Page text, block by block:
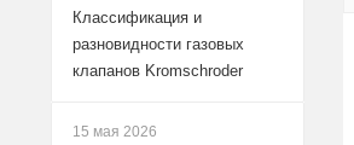
Классификация и
разновидности газовых
клапанов Kromschroder
15 мая 2026